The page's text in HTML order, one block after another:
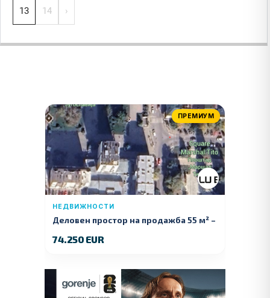
13 14 ›
ПРЕМИУМ
НЕДВИЖНОСТИ
Деловен простор на продажба 55 м² –
74.250 EUR